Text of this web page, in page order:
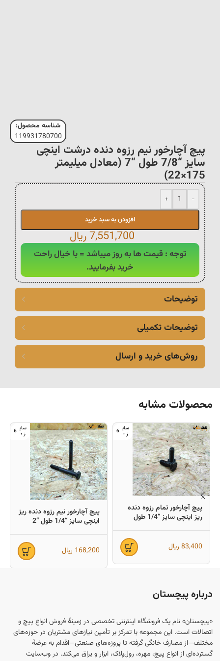
شناسه محصول:
119931780700
پیچ آچارخور نیم رزوه دنده درشت اینچی
سایز “7/8 طول “7 (معادل میلیمتر
175×22)
-
+
افزودن به سبد خرید
7,551,700ریال
توجه : قیمت ها به روز میباشد = با خیال راحت
خرید بفرمایید.
توضیحات
توضیحات تکمیلی
روش‌های خرید و ارسال
محصولات مشابه
6
پیچ آچارخور تمام رزوه دنده
ریز اینچی سایز “1/4 طول
83,400 ریال
6
پیچ آچارخور نیم رزوه دنده ریز
اینچی سایز “1/4 طول “2
168,200 ریال
درباره پیچستان
«پیچستان» نام یک فروشگاه اینترنتی تخصصی در زمینهٔ فروش انواع پیچ و
اتصالات است. این مجموعه با تمرکز بر تأمین نیازهای مشتریان در حوزه‌های
مختلف—از مصارف خانگی گرفته تا پروژه‌های صنعتی—اقدام به عرضهٔ
گسترده‌ای از انواع پیچ، مهره، رول‌پلاک، ابزار و یراق می‌کند. در وب‌سایت